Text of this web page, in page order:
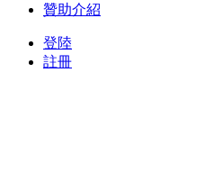
贊助介紹
登陸
註冊